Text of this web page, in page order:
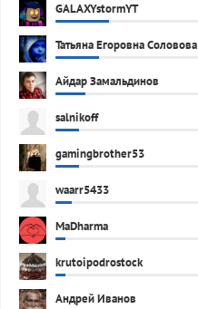
GALAXYstormYT
Татьяна Егоровна Соловова
Айдар Замальдинов
salnikoff
gamingbrother53
waarr5433
MaDharma
krutoipodrostock
Андрей Иванов